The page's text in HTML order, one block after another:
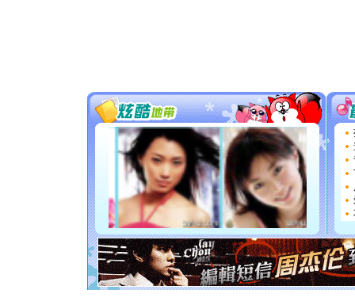
你太多，
要平安
[圣诞节]
能正大
都要快乐
[圣诞节]
如意,快
[元旦]
看
断电。
你是我
[元旦]
起；二是
离。水晶
[元旦]当
泣，这痛